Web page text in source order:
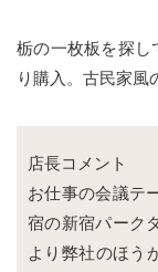
栃の一枚板を探し
り購入。古民家風
店長コメント
お仕事の会議テ
宿の新宿パーク
より弊社のほう